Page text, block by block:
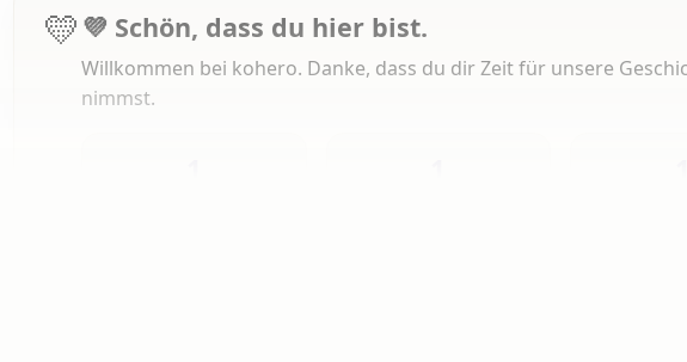
💛 💜 Schön, dass du hier bist.
Willkommen bei kohero. Danke, dass du dir Zeit für unsere
nimmst.